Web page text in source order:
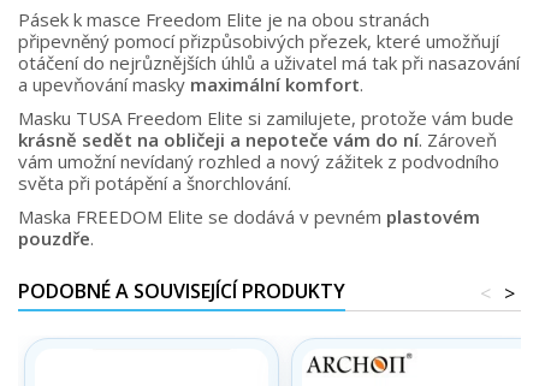
Pásek k masce Freedom Elite je na obou stranách
připevněný pomocí přizpůsobivých přezek, které umožňují
otáčení do nejrůznějších úhlů a uživatel má tak při nasazování
a upevňování masky maximální komfort.
Masku TUSA Freedom Elite si zamilujete, protože vám bude
krásně sedět na obličeji a nepoteče vám do ní. Zároveň
vám umožní nevídaný rozhled a nový zážitek z podvodního
světa při potápění a šnorchlování.
Maska FREEDOM Elite se dodává v pevném plastovém
pouzdře.
PODOBNÉ A SOUVISEJÍCÍ PRODUKTY >
<